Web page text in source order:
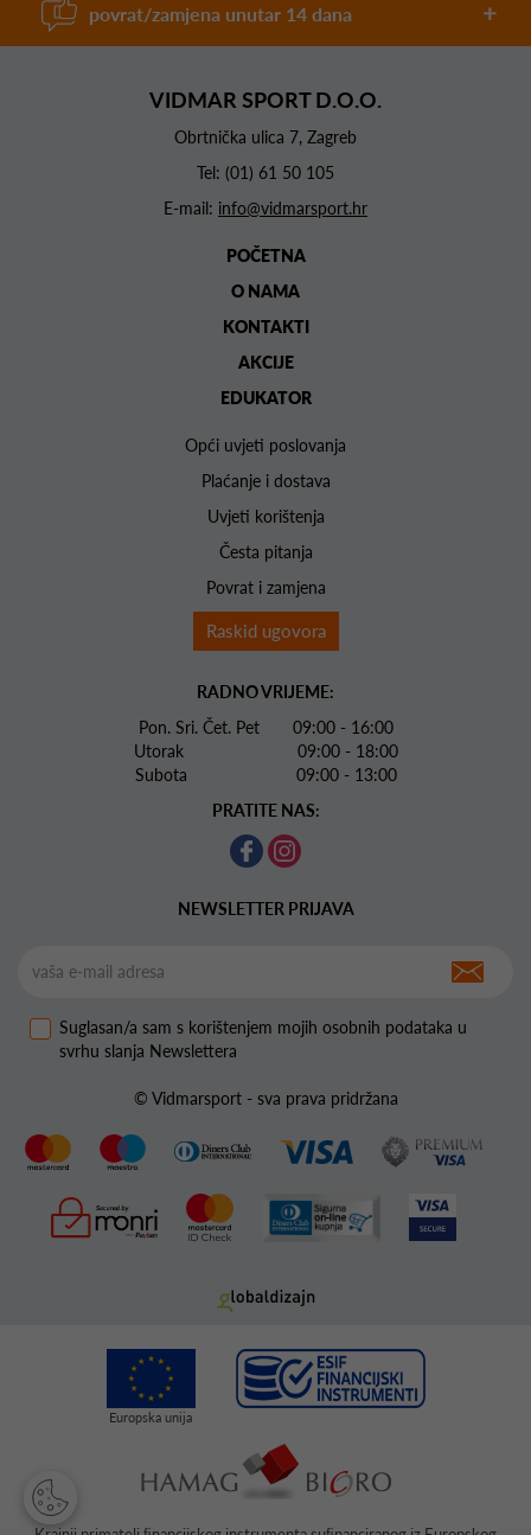
povrat/zamjena unutar 14 dana
VIDMAR SPORT D.O.O.
Obrtnička ulica 7, Zagreb
Tel: (01) 61 50 105
E-mail: info@vidmarsport.hr
POČETNA
O NAMA
KONTAKTI
AKCIJE
EDUKATOR
Opći uvjeti poslovanja
Plaćanje i dostava
Uvjeti korištenja
Česta pitanja
Povrat i zamjena
Raskid ugovora
RADNO VRIJEME:
Pon. Sri. Čet. Pet 09:00 - 16:00
Utorak 09:00 - 18:00
Subota 09:00 - 13:00
PRATITE NAS:
NEWSLETTER PRIJAVA
Suglasan/a sam s korištenjem mojih osobnih podataka u
svrhu slanja Newslettera
© Vidmarsport - sva prava pridržana